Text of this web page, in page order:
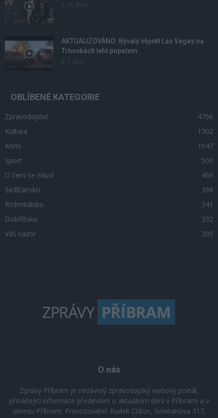
2. 12. 2016
AKTUALIZOVÁNO: Bývalý objekt Las Vegas na
Trhovkách lehl popelem
8. 7. 2023
OBLÍBENÉ KATEGORIE
Zpravodajství
4756
Kultura
1302
Krimi
1047
Sport
500
O čem se mluví
469
Sedlčansko
398
Rožmitálsko
341
Dobříšsko
332
Váš názor
305
O nás
Zprávy Příbram je nezávislý zpravodajský webový portál,
přinášející informace především o aktuálním dění v Příbrami a v
okresu Příbram. Provozovatel: Radek Ctibor, Smetanova 317,